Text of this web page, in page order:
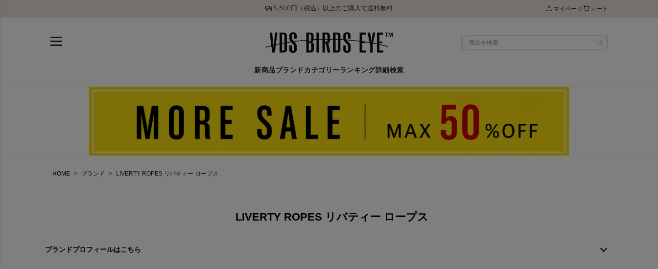
5,500円（税込）以上のご購入で送料無料 マイページ カート
新商品ブランド カテゴリーランキング詳細検索
HOME ブランド LIVERTY ROPES リバティー ロープス
LIVERTY ROPES リバティー ロープス
ブランドプロフィールはこちら